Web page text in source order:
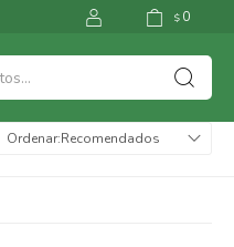
$ 0
Recomendados